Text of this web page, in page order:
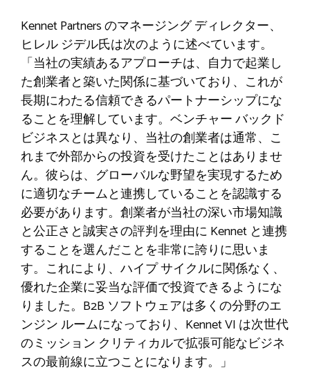
Kennet Partners のマネージング ディレクター、
ヒレル ジデル氏は次のように述べています。
「当社の実績あるアプローチは、自力で起業し
た創業者と築いた関係に基づいており、これが
長期にわたる信頼できるパートナーシップにな
ることを理解しています。ベンチャー バックド
ビジネスとは異なり、当社の創業者は通常、こ
れまで外部からの投資を受けたことはありませ
ん。彼らは、グローバルな野望を実現するため
に適切なチームと連携していることを認識する
必要があります。創業者が当社の深い市場知識
と公正さと誠実さの評判を理由に Kennet と連携
することを選んだことを非常に誇りに思いま
す。これにより、ハイプ サイクルに関係なく、
優れた企業に妥当な評価で投資できるようにな
りました。B2B ソフトウェアは多くの分野のエ
ンジン ルームになっており、Kennet VI は次世代
のミッション クリティカルで拡張可能なビジネ
スの最前線に立つことになります。」